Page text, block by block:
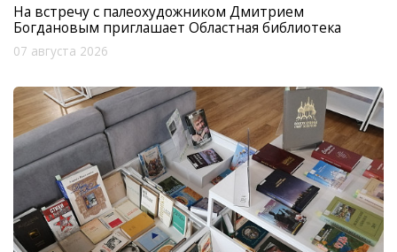
На встречу с палеохудожником Дмитрием
Богдановым приглашает Областная библиотека
07 августа 2026